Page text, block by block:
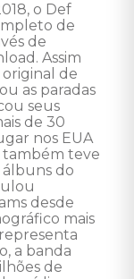
o Def
de
de
Assim
de
as paradas
seus
de 30
nos EUA
também teve
álbuns do
desde
mais
a banda
de